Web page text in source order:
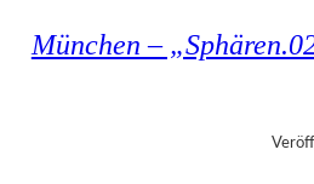
München –